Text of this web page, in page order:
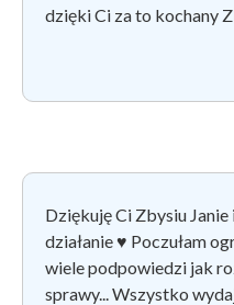
dzięki Ci za to kochany
Dziękuję Ci Zbysiu
działanie♥ Poczułam
wiele podpowiedzi jak
sprawy... Wszystko